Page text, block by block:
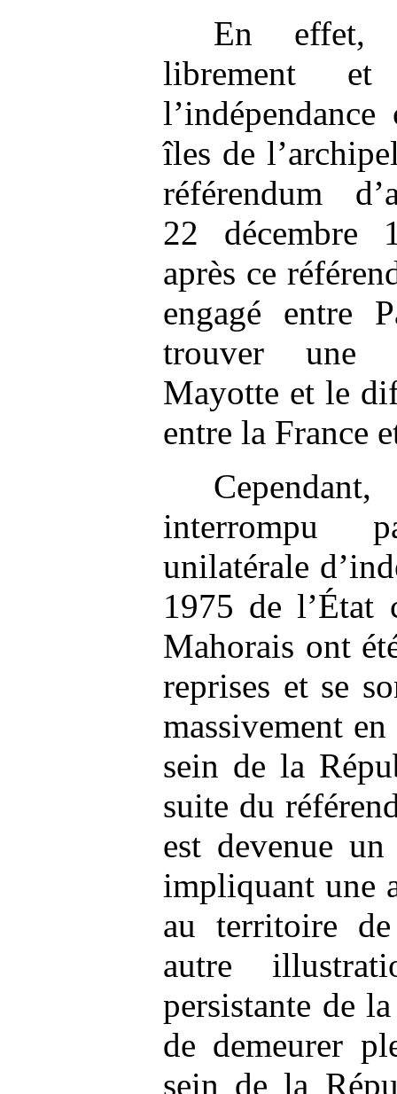
En effet,
librement et
îles de
référendum
22 décembre
après ce
engagé entre
trouver une
Mayotte et le
entre la France
interrompu
unilatérale
1975 de l’État
Mahorais ont
reprises et se
massivement
sein de la
suite du
est devenue un
impliquant une
au territoire
autre
persistante de
de demeurer
sein de la